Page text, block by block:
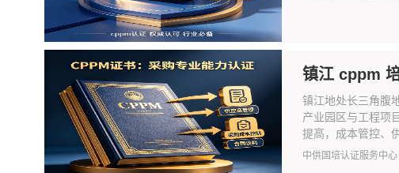
镇江 cppm
镇江地处长三角腹
产业园区与工程项
提高，成本管控、
中供国培认证服务中心